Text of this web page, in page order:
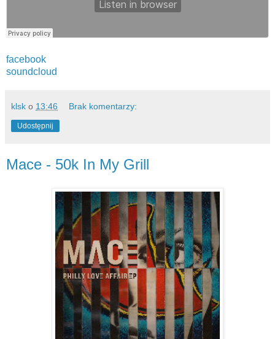
facebook
soundcloud
klsk o 13:46 Brak komentarzy:
Udostępnij
Mace - 50k In My Grill